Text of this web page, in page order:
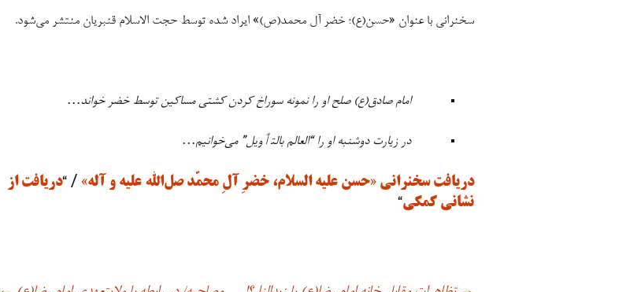
سخنرانی با عنوان «حسن(ع)؛ خضر آل محمد(ص)» ایراد شده توسط حجت الاسلام قنبریان منتشر می‌شود.
امام صادق(ع) صلح او را نمونه سوراخ کردن کشتی مساکین توسط خضر خواند…
در زیارت دوشنبه او را “العالم بالتٲویل” می‌خوانیم…
دریافت سخنرانی «حسن علیه السلام، خضرِ آلِ محمّد صل‌الله علیه و آله» / “دریافت از
نشانی کمکی“